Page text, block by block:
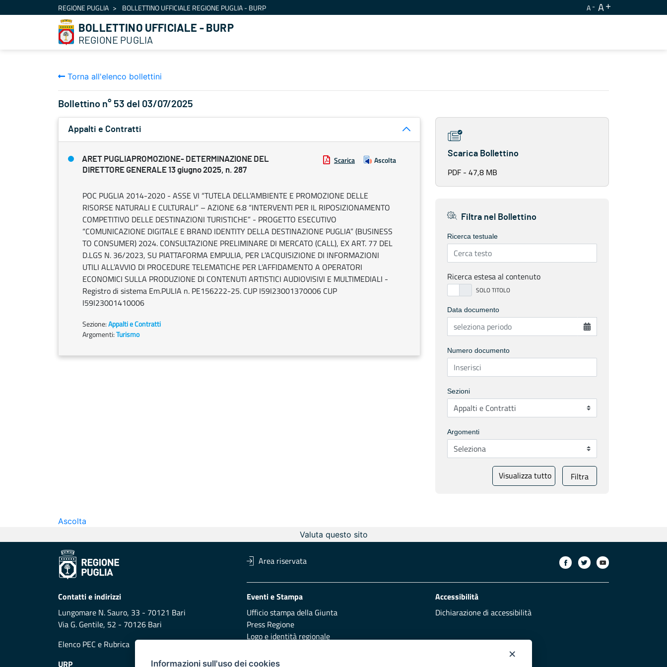
Salta al contenutoREGIONE PUGLIA BOLLETTINO UFFICIALE REGIONE PUGLIA - BURP A A
BOLLETTINO UFFICIALE - BURP
REGIONE PUGLIA
Torna all'elenco bollettini
Bollettino n° 53 del 03/07/2025
Appalti e Contratti
ARET PUGLIAPROMOZIONE- DETERMINAZIONE DEL
DIRETTORE GENERALE 13 giugno 2025, n. 287
Scarica Ascolta
POC PUGLIA 2014-2020 - ASSE VI “TUTELA DELL’AMBIENTE E PROMOZIONE DELLE
RISORSE NATURALI E CULTURALI” – AZIONE 6.8 “INTERVENTI PER IL RIPOSIZIONAMENTO
COMPETITIVO DELLE DESTINAZIONI TURISTICHE” - PROGETTO ESECUTIVO
“COMUNICAZIONE DIGITALE E BRAND IDENTITY DELLA DESTINAZIONE PUGLIA” (BUSINESS
TO CONSUMER) 2024. CONSULTAZIONE PRELIMINARE DI MERCATO (CALL), EX ART. 77 DEL
D.LGS N. 36/2023, SU PIATTAFORMA EMPULIA, PER L’ACQUISIZIONE DI INFORMAZIONI
UTILI ALL’AVVIO DI PROCEDURE TELEMATICHE PER L’AFFIDAMENTO A OPERATORI
ECONOMICI SULLA PRODUZIONE DI CONTENUTI ARTISTICI AUDIOVISIVI E MULTIMEDIALI -
Registro di sistema Em.PULIA n. PE156222-25. CUP I59I23001370006 CUP
I59I23001410006
Sezione:Appalti e Contratti
Argomenti:Turismo
Scarica Bollettino
PDF - 47,8 MB
Filtra nel Bollettino
Ricerca testuale
Ricerca estesa al contenuto
Data documento
Numero documento
Sezioni
Argomenti
Visualizza tutto Filtra
Ascolta
Valuta questo sito
Area riservata
Contatti e indirizzi
Lungomare N. Sauro, 33 - 70121 Bari
Via G. Gentile, 52 - 70126 Bari
Elenco PEC e Rubrica
Eventi e Stampa
Ufficio stampa della Giunta
Press Regione
Logo e identità regionale
Accessibilità
Dichiarazione di accessibilità
URP Redazione
×
Informazioni sull'uso dei cookies